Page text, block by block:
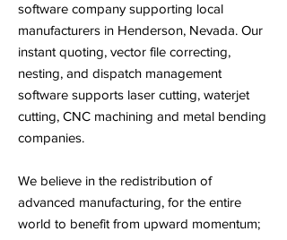
software company supporting local
manufacturers in Henderson, Nevada. Our
instant quoting, vector file correcting,
nesting, and dispatch management
software supports laser cutting, waterjet
cutting, CNC machining and metal bending
companies.
We believe in the redistribution of
advanced manufacturing, for the entire
world to benefit from upward momentum;